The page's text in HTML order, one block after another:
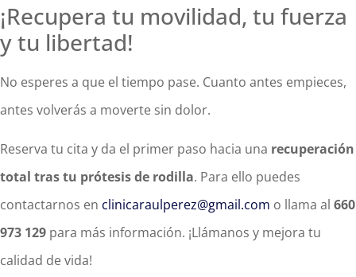
¡Recupera tu movilidad, tu fuerza
y tu libertad!
No esperes a que el tiempo pase. Cuanto antes empieces,
antes volverás a moverte sin dolor.
Reserva tu cita y da el primer paso hacia una recuperación
total tras tu prótesis de rodilla. Para ello puedes
contactarnos en clinicaraulperez@gmail.com o llama al 660
973 129 para más información. ¡Llámanos y mejora tu
calidad de vida!